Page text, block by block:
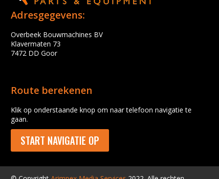
Adresgegevens:
Overbeek Bouwmachines BV
Klavermaten 73
7472 DD Goor
Route berekenen
Klik op onderstaande knop om naar telefoon navigatie te
gaan.
START NAVIGATIE OP